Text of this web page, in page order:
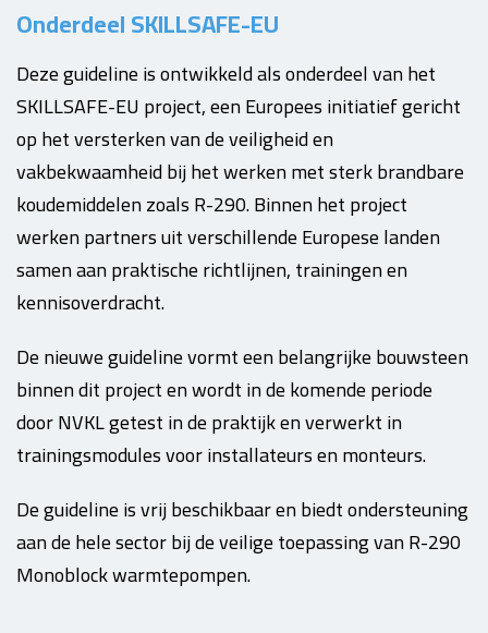
Onderdeel SKILLSAFE-EU
Deze guideline is ontwikkeld als onderdeel van het
SKILLSAFE-EU project, een Europees initiatief gericht
op het versterken van de veiligheid en
vakbekwaamheid bij het werken met sterk brandbare
koudemiddelen zoals R-290. Binnen het project
werken partners uit verschillende Europese landen
samen aan praktische richtlijnen, trainingen en
kennisoverdracht.
De nieuwe guideline vormt een belangrijke bouwsteen
binnen dit project en wordt in de komende periode
door NVKL getest in de praktijk en verwerkt in
trainingsmodules voor installateurs en monteurs.
De guideline is vrij beschikbaar en biedt ondersteuning
aan de hele sector bij de veilige toepassing van R-290
Monoblock warmtepompen.